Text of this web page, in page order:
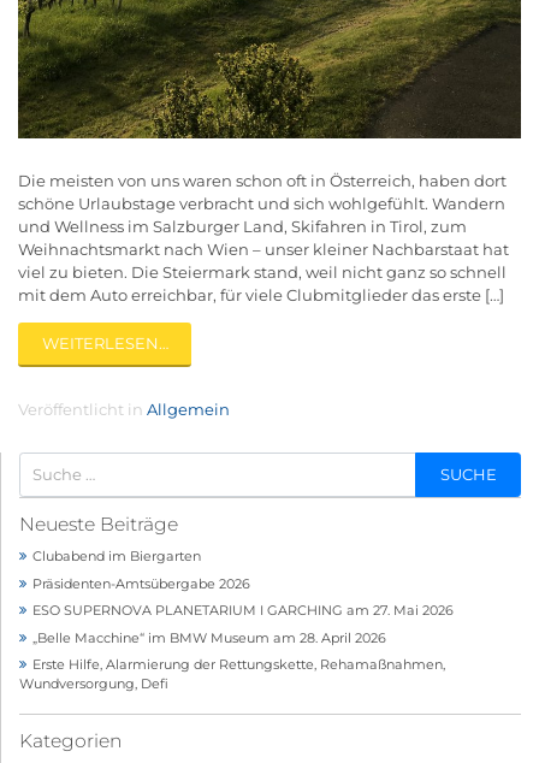
Die meisten von uns waren schon oft in Österreich, haben dort
schöne Urlaubstage verbracht und sich wohlgefühlt. Wandern
und Wellness im Salzburger Land, Skifahren in Tirol, zum
Weihnachtsmarkt nach Wien – unser kleiner Nachbarstaat hat
viel zu bieten. Die Steiermark stand, weil nicht ganz so schnell
mit dem Auto erreichbar, für viele Clubmitglieder das erste […]
WEITERLESEN…
Veröffentlicht in Allgemein
Neueste Beiträge
Clubabend im Biergarten
Präsidenten-Amtsübergabe 2026
ESO SUPERNOVA PLANETARIUM I GARCHING am 27. Mai 2026
„Belle Macchine“ im BMW Museum am 28. April 2026
Erste Hilfe, Alarmierung der Rettungskette, Rehamaßnahmen,
Wundversorgung, Defi
Kategorien